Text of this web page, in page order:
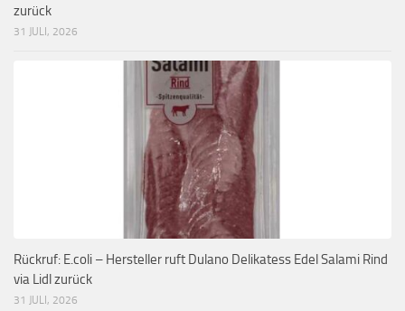
zurück
31 JULI, 2026
Rückruf: E.coli – Hersteller ruft Dulano Delikatess Edel Salami Rind
via Lidl zurück
31 JULI, 2026